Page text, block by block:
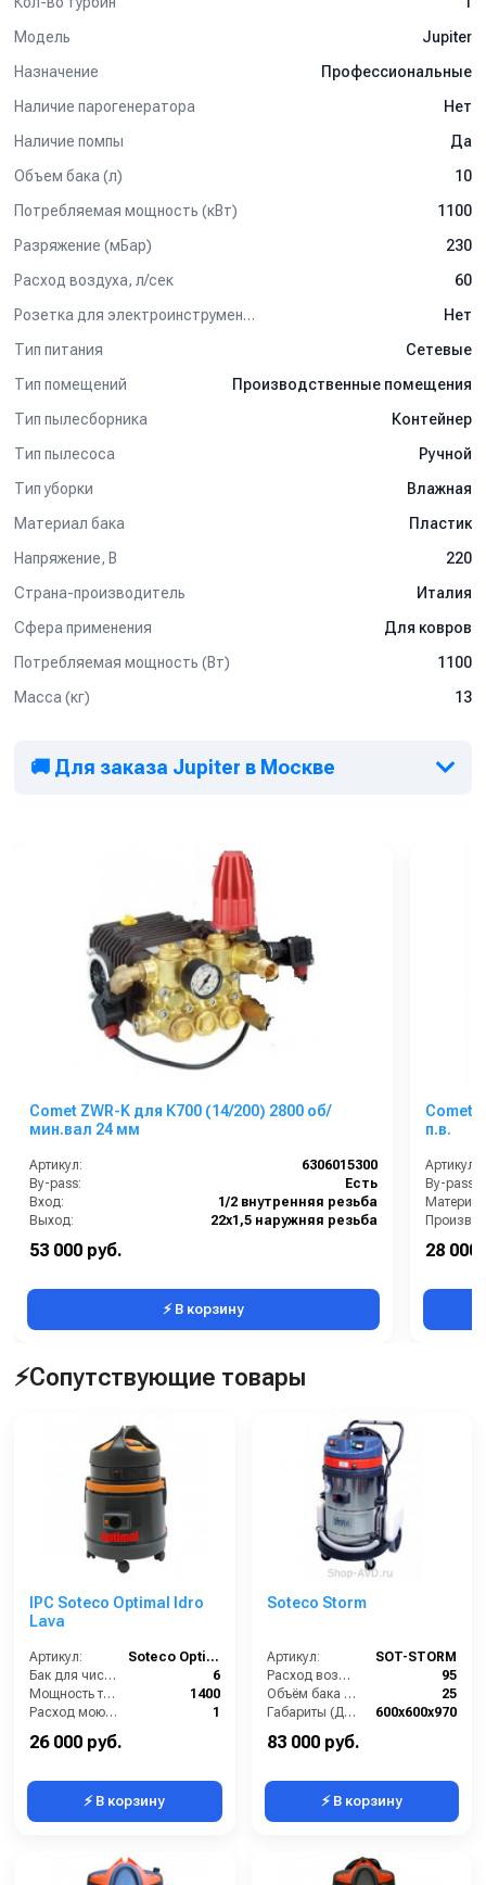
Модель
Jupiter
Назначение
Профессиональные
Наличие парогенератора
Нет
Наличие помпы
Да
Объем бака (л)
10
Потребляемая мощность (кВт)
1100
Разряжение (мБар)
230
Расход воздуха, л/сек
60
Розетка для электроинструмента
Нет
Тип питания
Сетевые
Тип помещений
Производственные помещения
Тип пылесборника
Контейнер
Тип пылесоса
Ручной
Тип уборки
Влажная
Материал бака
Пластик
Напряжение, В
220
Страна-производитель
Италия
Сфера применения
Для ковров
Потребляемая мощность (Вт)
1100
Масса (кг)
13
🚚 Для заказа Jupiter в Москве
Comet ZWR-K для К700 (14/200) 2800 об/
мин.вал 24 мм
Артикул:
6306015300
By-pass:
Есть
Вход:
1/2 внутренняя резьба
Выход:
22х1,5 наружняя резьба
53 000 руб.
⚡ В корзину
Comet
п.в.
Артикул:
By-pass:
Вес, кг:
28 000
⚡Сопутствующие товары
IPC Soteco Optimal Idro
Lava
Артикул:
Soteco Optimal Idro Lava
Бак для чистой воды (л):
6
Мощность турбины (Вт):
1400
Расход моющего раствора (л/мин):
1
Разряжение (мБар):
26 000 руб.
⚡ В корзину
Soteco Storm
Артикул:
SOT-STORM
Расход воздуха (л/сек):
95
Объём бака для моющего средства (л):
25
Габариты (ДхШхВ):
600х600х970
Длина сетевого шнура (м):
83 000 руб.
⚡ В корзину